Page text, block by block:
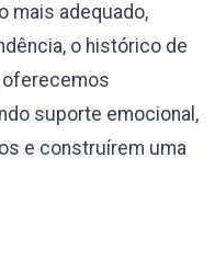
mais adequado,
o histórico de
oferecemos
suporte emocional,
e construírem uma